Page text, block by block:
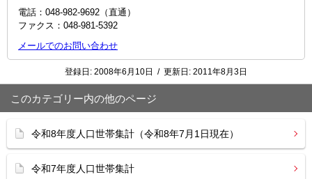
電話：048‐982‐9692（直通）
ファクス：048‐981‐5392
メールでのお問い合わせ
登録日: 2008年6月10日 / 更新日: 2011年8月3日
このカテゴリー内の他のページ
令和8年度人口世帯集計（令和8年7月1日現在）
令和7年度人口世帯集計